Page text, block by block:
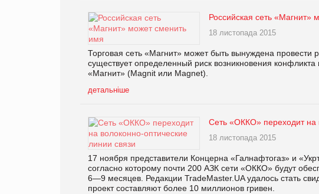
Российская сеть «Магнит»
18 листопада 2015
Торговая сеть «Магнит» может быть вынуждена провести
существует определенный риск возникновения
«Магнит» (Magnit или Magnet).
детальніше
Сеть «ОККО» переходит на
18 листопада 2015
17 ноября представители Концерна «Галнафтогаз» и
согласно которому почти 200 АЗК сети «ОККО» будут
6―9 месяцев. Редакции TradeMaster.UA удалось стать
проект составляют более 10 миллионов гривен.